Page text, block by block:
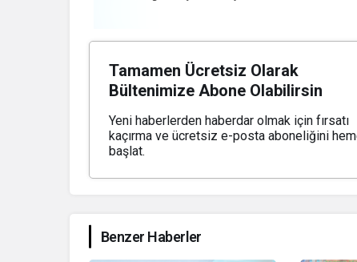
Tamamen Ücretsiz Olarak
Bültenimize Abone Olabilirsin
Yeni haberlerden haberdar olmak için fırsatı
kaçırma ve ücretsiz e-posta aboneliğini
başlat.
Benzer Haberler